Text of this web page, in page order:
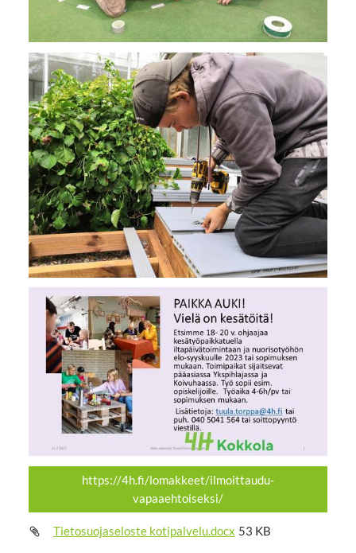
https://4h.fi/lomakkeet/ilmoittaudu-
vapaaehtoiseksi/
Tietosuojaseloste kotipalvelu.docx 53 KB